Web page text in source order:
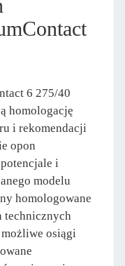
6 275/40
homologację
i rekomendacji
opon
i
modelu
homologowane
technicznych
osiągi